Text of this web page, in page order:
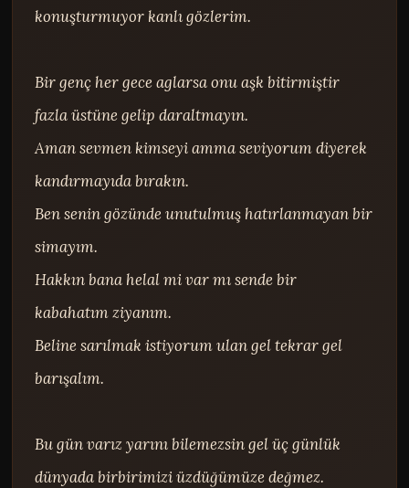
konuşturmuyor kanlı gözlerim.
Bir genç her gece aglarsa onu aşk bitirmiştir
fazla üstüne gelip daraltmayın.
Aman sevmen kimseyi amma seviyorum diyerek
kandırmayıda bırakın.
Ben senin gözünde unutulmuş hatırlanmayan bir
simayım.
Hakkın bana helal mi var mı sende bir
kabahatım ziyanım.
Beline sarılmak istiyorum ulan gel tekrar gel
barışalım.
Bu gün varız yarını bilemezsin gel üç günlük
dünyada birbirimizi üzdüğümüze değmez.